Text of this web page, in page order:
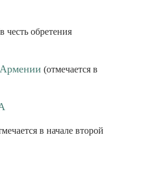
честь обретения
(отмечается в
в начале второй